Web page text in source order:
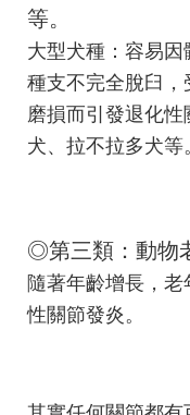
等。
大型犬種：容易
種支不完全脫臼
磨損而引發退化
犬、拉不拉多犬等。
◎第三類：動物
隨著年齡增長，
性關節發炎。